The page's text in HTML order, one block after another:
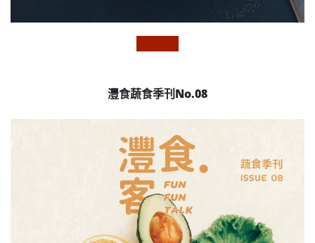
灃食蔬食季刊No.08